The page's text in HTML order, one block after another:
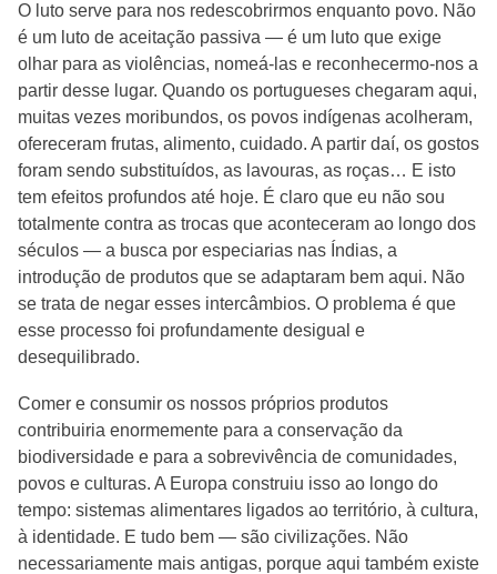
O luto serve para nos redescobrirmos enquanto povo. Não
é um luto de aceitação passiva — é um luto que exige
olhar para as violências, nomeá-las e reconhecermo-nos a
partir desse lugar. Quando os portugueses chegaram aqui,
muitas vezes moribundos, os povos indígenas acolheram,
ofereceram frutas, alimento, cuidado. A partir daí, os gostos
foram sendo substituídos, as lavouras, as roças… E isto
tem efeitos profundos até hoje. É claro que eu não sou
totalmente contra as trocas que aconteceram ao longo dos
séculos — a busca por especiarias nas Índias, a
introdução de produtos que se adaptaram bem aqui. Não
se trata de negar esses intercâmbios. O problema é que
esse processo foi profundamente desigual e
desequilibrado.
Comer e consumir os nossos próprios produtos
contribuiria enormemente para a conservação da
biodiversidade e para a sobrevivência de comunidades,
povos e culturas. A Europa construiu isso ao longo do
tempo: sistemas alimentares ligados ao território, à cultura,
à identidade. E tudo bem — são civilizações. Não
necessariamente mais antigas, porque aqui também existe